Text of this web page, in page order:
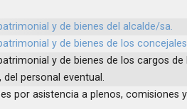
y de bienes del alcalde/sa.
y de bienes de los
y de bienes de los cargos de
personal eventual.
por asistencia a plenos, comisiones